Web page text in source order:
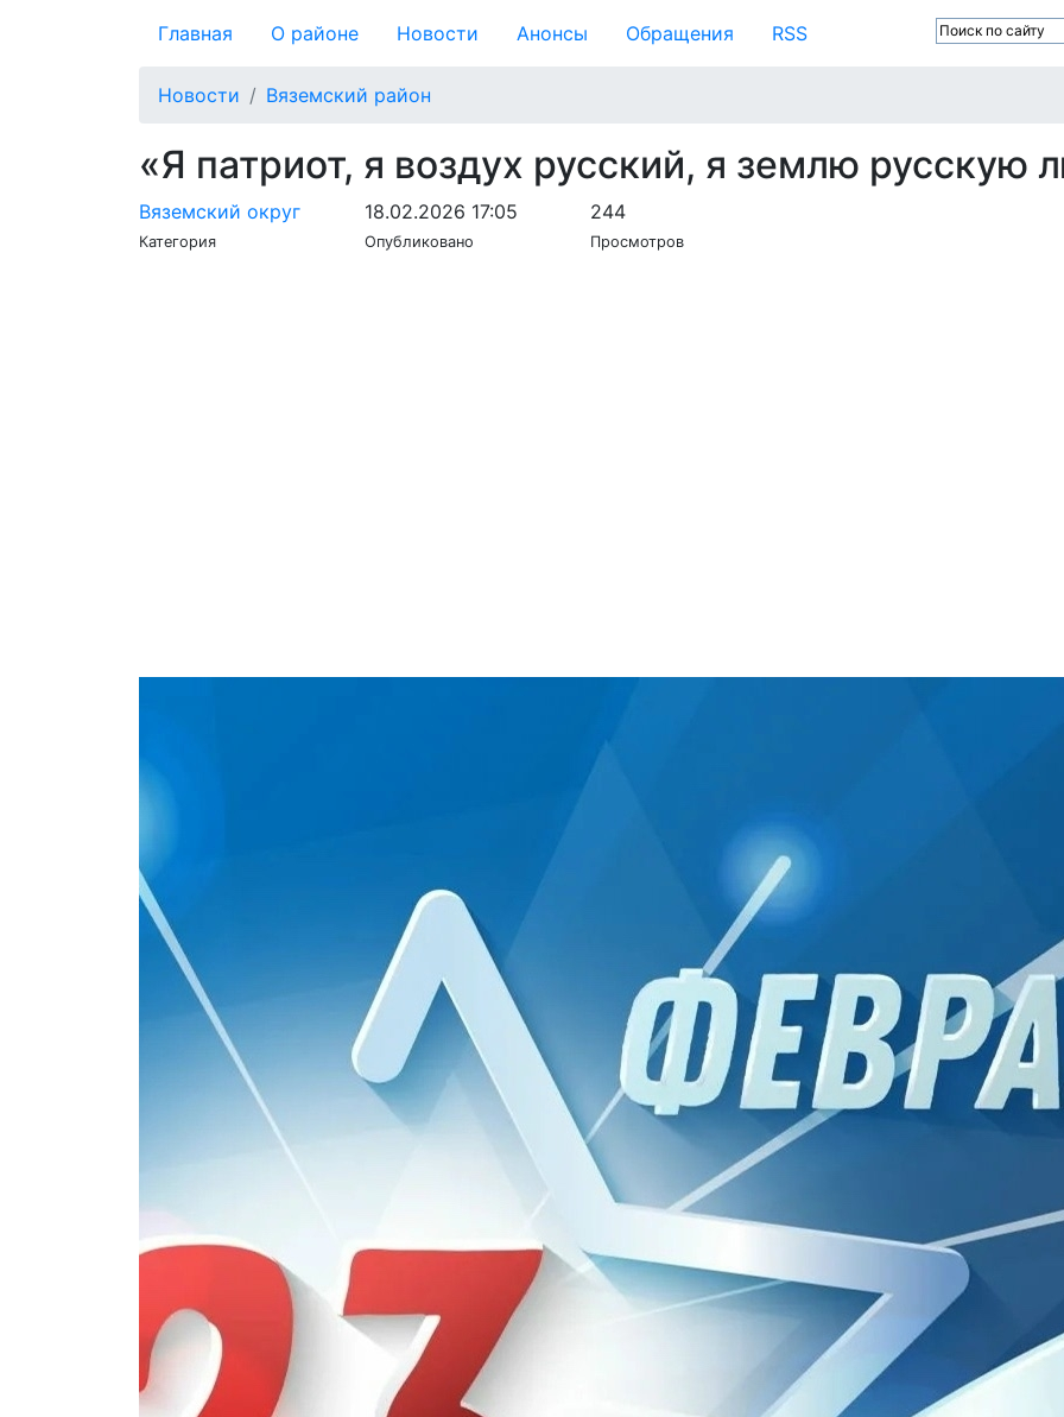
Главная О районе Новости Анонсы Обращения RSS
Новости Вяземский район
«Я патриот, я воздух русский, я землю русскую
Вяземский округ
Категория
18.02.2026 17:05
Опубликовано
244
Просмотров